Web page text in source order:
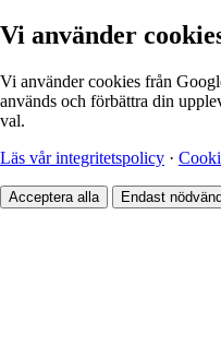
Vi använder
Vi använder cookies från
används och förbättra din
val.
Läs vår integritetspolicy ·
Acceptera alla Endast